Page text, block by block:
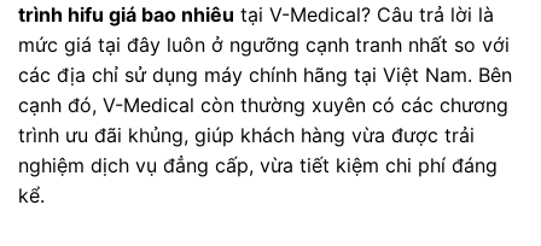
trình hifu giá bao nhiêu tại V-Medical? Câu trả lời là
mức giá tại đây luôn ở ngưỡng cạnh tranh nhất so với
các địa chỉ sử dụng máy chính hãng tại Việt Nam. Bên
cạnh đó, V-Medical còn thường xuyên có các chương
trình ưu đãi khủng, giúp khách hàng vừa được trải
nghiệm dịch vụ đẳng cấp, vừa tiết kiệm chi phí đáng
kể.